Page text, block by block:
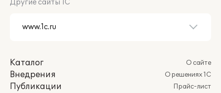
Другие сайты 1С
Каталог
Внедрения
Публикации
О сайте
О решениях 1С
Прайс-лист